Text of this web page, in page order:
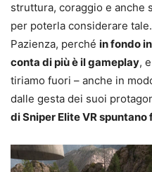
struttura, coraggio e anche
per poterla considerare tale.
Pazienza, perché in fondo
conta di più è il gameplay,
tiriamo fuori – anche in
dalle gesta dei suoi
di Sniper Elite VR